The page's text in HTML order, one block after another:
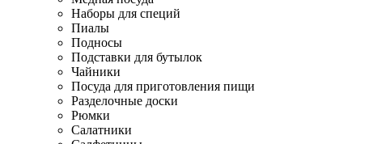
Наборы для специй
Пиалы
Подносы
Подставки для бутылок
Чайники
Посуда для приготовления пищи
Разделочные доски
Рюмки
Салатники